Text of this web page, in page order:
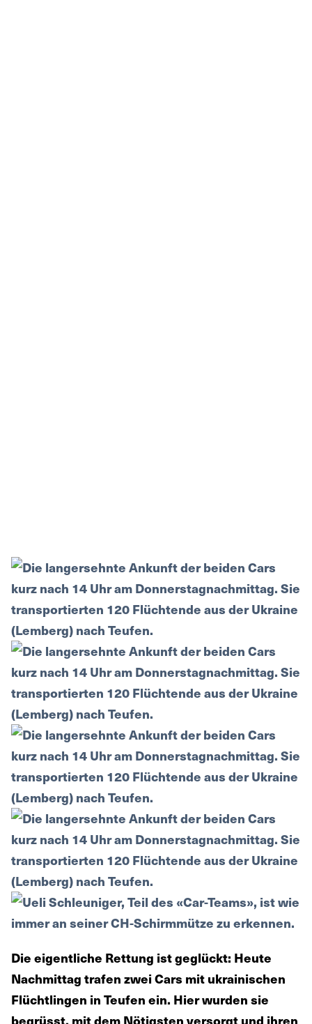
Die eigentliche Rettung ist geglückt: Heute
Nachmittag trafen zwei Cars mit ukrainischen
Flüchtlingen in Teufen ein. Hier wurden sie